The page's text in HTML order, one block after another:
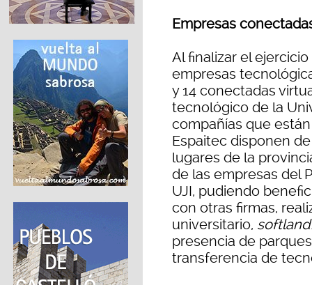
Empresas
Al finalizar el
empresas
y 14 conectadas
tecnológico de la
compañías que
Espaitec disponen
lugares de la
de las empresas del
UJI, pudiendo
con otras firmas,
universitario,
presencia de
transferencia de